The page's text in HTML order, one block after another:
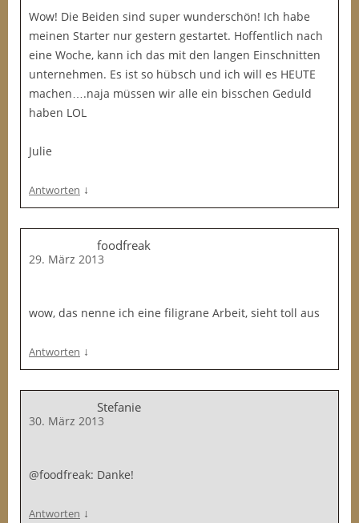
Wow! Die Beiden sind super wunderschön! Ich habe
meinen Starter nur gestern gestartet. Hoffentlich nach
eine Woche, kann ich das mit den langen Einschnitten
unternehmen. Es ist so hübsch und ich will es HEUTE
machen….naja müssen wir alle ein bisschen Geduld
haben LOL
Julie
Antworten ↓
foodfreak
29. März 2013
wow, das nenne ich eine filigrane Arbeit, sieht toll aus
Antworten ↓
Stefanie
30. März 2013
@foodfreak: Danke!
Antworten ↓